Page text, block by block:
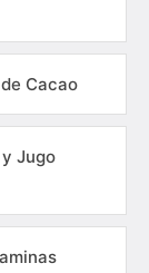
Cacao
Jugo